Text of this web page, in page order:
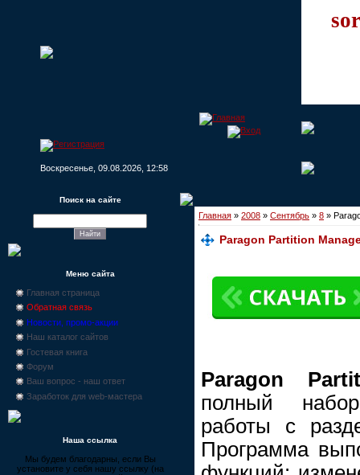
Воскресенье, 09.08.2026, 12:58
Поиск на сайте
Меню сайта
Главная страница
Обратная связь
Новости, промо-акции
Наш каталог сайтов
Гостевая книга
Форум
Ваш вопрос - наш ответ
Заработок для web-мастера
Наша ссылка
Мы будем благодарны, если Вы
установите у себя нашу ссылку (на
Главная » 2008 » Сентябрь » 8 »
Paragon Partition
Paragon
полный
работы с
Программа